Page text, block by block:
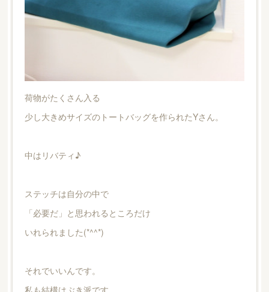
荷物がたくさん入る
少し大きめサイズのトートバッグを作られたYさん。
中はリバティ♪
ステッチは自分の中で
「必要だ」と思われるところだけ
いれられました(*^^*)
それでいいんです。